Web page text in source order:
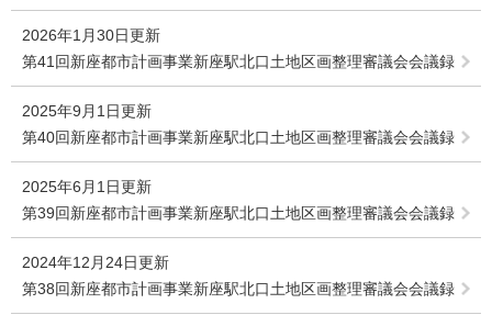
2026年1月30日更新
第41回新座都市計画事業新座駅北口土地区画整理審議会会議録
2025年9月1日更新
第40回新座都市計画事業新座駅北口土地区画整理審議会会議録
2025年6月1日更新
第39回新座都市計画事業新座駅北口土地区画整理審議会会議録
2024年12月24日更新
第38回新座都市計画事業新座駅北口土地区画整理審議会会議録